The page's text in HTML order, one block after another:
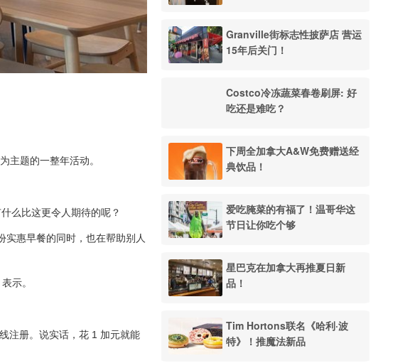
为主题的一整年活动。
么比这更令人期待的呢？
实惠早餐的同时，也在帮助别人
表示。
注册。说实话，花 1 加元就能
Granville街标志性披萨店 营运
15年后关门！
Costco冷冻蔬菜春卷刷屏: 好
吃还是难吃？
下周全加拿大A&W免费赠送经
典饮品！
爱吃腌菜的有福了！温哥华这
节日让你吃个够
星巴克在加拿大再推夏日新
品！
Tim Hortons联名《哈利·波
特》！推魔法新品